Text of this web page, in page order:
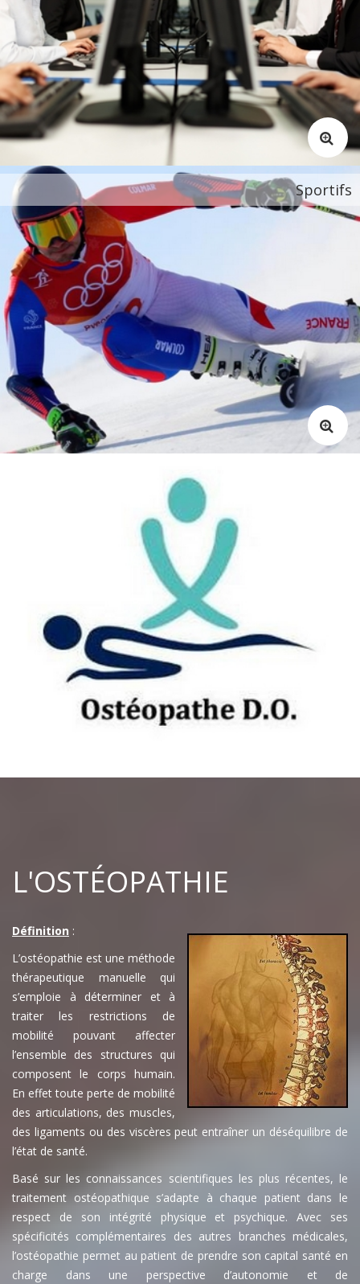
Problèmes digestifs
Problèmes de femmes
Sportifs
L'OSTÉOPATHIE
Définition :
L’ostéopathie est une méthode
thérapeutique manuelle qui
s’emploie à déterminer et à
traiter les restrictions de
mobilité pouvant affecter
l’ensemble des structures qui
composent le corps humain.
En effet toute perte de mobilité
des articulations, des muscles,
des ligaments ou des viscères peut entraîner un déséquilibre de
l’état de santé.
Basé sur les connaissances scientifiques les plus récentes, le
traitement ostéopathique s’adapte à chaque patient dans le
respect de son intégrité physique et psychique. Avec ses
spécificités complémentaires des autres branches médicales,
l’ostéopathie permet au patient de prendre son capital santé en
charge dans une perspective d’autonomie et de